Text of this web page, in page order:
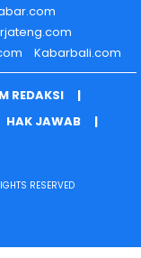
Kabarbali.com
REDAKSI
HAK JAWAB
RESERVED